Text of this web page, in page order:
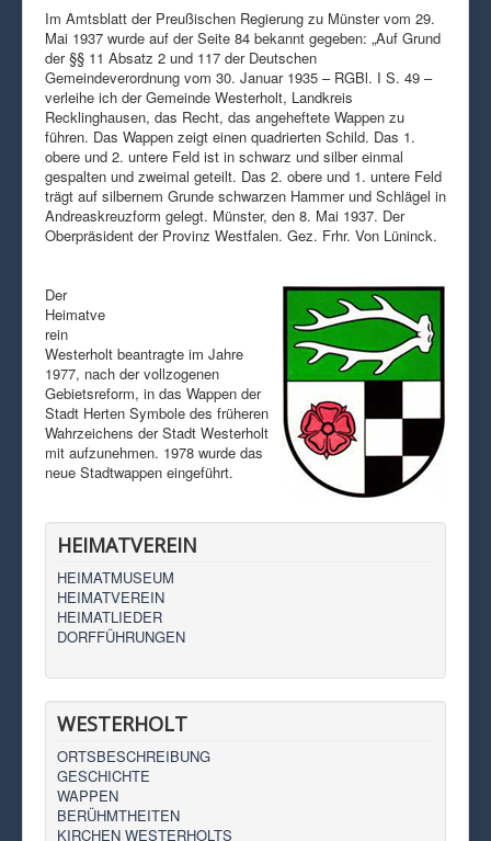
Im Amtsblatt der Preußischen Regierung zu Münster vom 29.
Mai 1937 wurde auf der Seite 84 bekannt gegeben: „Auf Grund
der §§ 11 Absatz 2 und 117 der Deutschen
Gemeindeverordnung vom 30. Januar 1935 – RGBl. I S. 49 –
verleihe ich der Gemeinde Westerholt, Landkreis
Recklinghausen, das Recht, das angeheftete Wappen zu
führen. Das Wappen zeigt einen quadrierten Schild. Das 1.
obere und 2. untere Feld ist in schwarz und silber einmal
gespalten und zweimal geteilt. Das 2. obere und 1. untere Feld
trägt auf silbernem Grunde schwarzen Hammer und Schlägel in
Andreaskreuzform gelegt. Münster, den 8. Mai 1937. Der
Oberpräsident der Provinz Westfalen. Gez. Frhr. Von Lüninck.
Der
Heimatve
rein
Westerholt beantragte im Jahre
1977, nach der vollzogenen
Gebietsreform, in das Wappen der
Stadt Herten Symbole des früheren
Wahrzeichens der Stadt Westerholt
mit aufzunehmen. 1978 wurde das
neue Stadtwappen eingeführt.
HEIMATVEREIN
HEIMATMUSEUM
HEIMATVEREIN
HEIMATLIEDER
DORFFÜHRUNGEN
WESTERHOLT
ORTSBESCHREIBUNG
GESCHICHTE
WAPPEN
BERÜHMTHEITEN
KIRCHEN WESTERHOLTS